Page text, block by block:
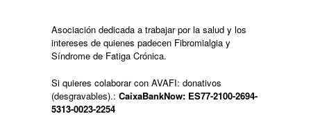
Asociación dedicada a trabajar por la salud y los
intereses de quienes padecen Fibromialgia y
Síndrome de Fatiga Crónica.
Si quieres colaborar con AVAFI: donativos
(desgravables).:CaixaBankNow: ES77-2100-2694-
5313-0023-2254